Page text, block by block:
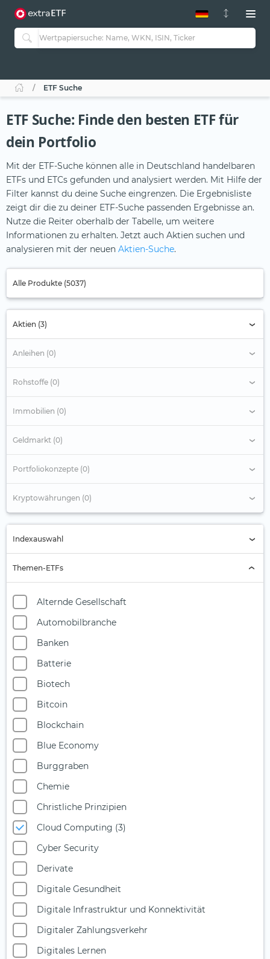
ETF-Guide 2.0
Guide Aktive ETFs
ETF-Sparpläne
ETF Suche
ETF Suche: Finde den besten ETF für
dein Portfolio
Mit der ETF-Suche können alle in Deutschland handelbaren
ETFs und ETCs gefunden und analysiert werden. Mit Hilfe der
Filter kannst du deine Suche eingrenzen. Die Ergebnisliste
zeigt dir die zu deiner ETF-Suche passenden Ergebnisse an.
Nutze die Reiter oberhalb der Tabelle, um weitere
Informationen zu erhalten. Jetzt auch Aktien suchen und
analysieren mit der neuen Aktien-Suche.
Alle Produkte (5037)
Aktien (3)
Anleihen (0)
Rohstoffe (0)
Immobilien (0)
Geldmarkt (0)
Portfoliokonzepte (0)
Kryptowährungen (0)
Indexauswahl
Indexauswahl
Themen-ETFs
Alternde Gesellschaft
Automobilbranche
Banken
Batterie
Biotech
Bitcoin
Blockchain
Blue Economy
Burggraben
Chemie
Christliche Prinzipien
Cloud Computing (3)
Cyber Security
Derivate
Digitale Gesundheit
Digitale Infrastruktur und Konnektivität
Digitaler Zahlungsverkehr
Digitales Lernen